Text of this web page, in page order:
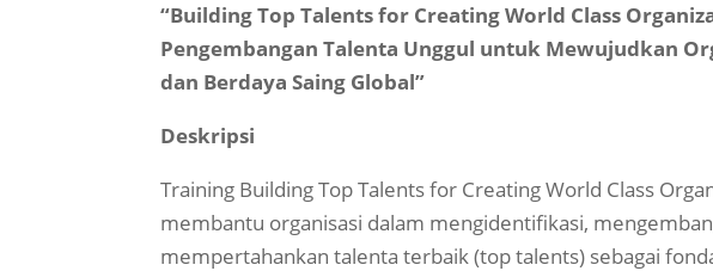
“Building Top Talents for Creating World Class
Pengembangan Talenta Unggul untuk Mewujudkan
dan Berdaya Saing Global”
Deskripsi
Training Building Top Talents for Creating World Class
membantu organisasi dalam mengidentifikasi,
mempertahankan talenta terbaik (top talents) sebagai